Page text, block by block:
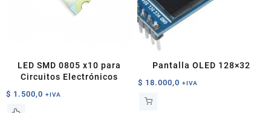
LED SMD 0805 x10 para
Circuitos Electrónicos
$ 1.500,0 +IVA
Este
Pantalla OLED 128×32
$ 18.000,0 +IVA